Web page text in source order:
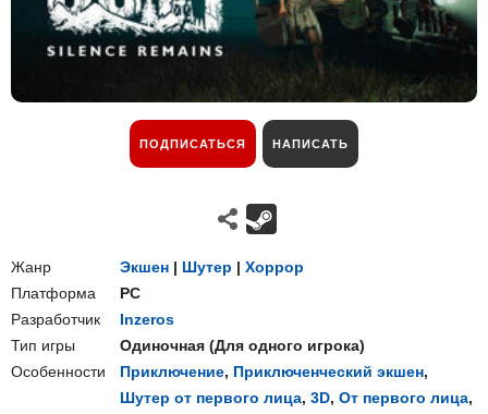
ПОДПИСАТЬСЯ НАПИСАТЬ
Жанр Экшен | Шутер | Хоррор
Платформа
PC
Разработчик
Inzeros
Тип игры
Одиночная (Для одного игрока)
Особенности
Приключение, Приключенческий экшен,
Шутер от первого лица, 3D, От первого лица,